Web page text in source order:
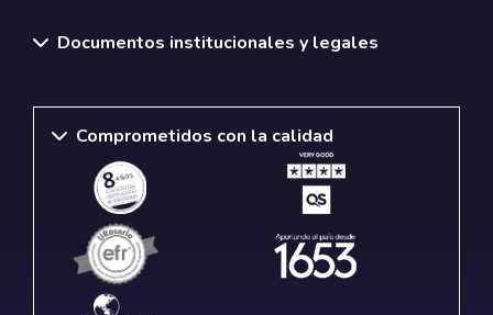
Documentos institucionales y legales
Comprometidos con la calidad